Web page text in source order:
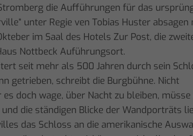
die Aufführungen für das
unter Regie ven Tobias Huster
im Saal des Hotels Zur Post, die
Nottbeck Auführungsort.
seit mehr als 500 Jahren durch sein
getrieben, schreibt die Burgbühne. Nicht
doch wage, über Nacht zu bleiben,
die ständigen Blicke der Wandporträts
das Schloss an die amerikanische